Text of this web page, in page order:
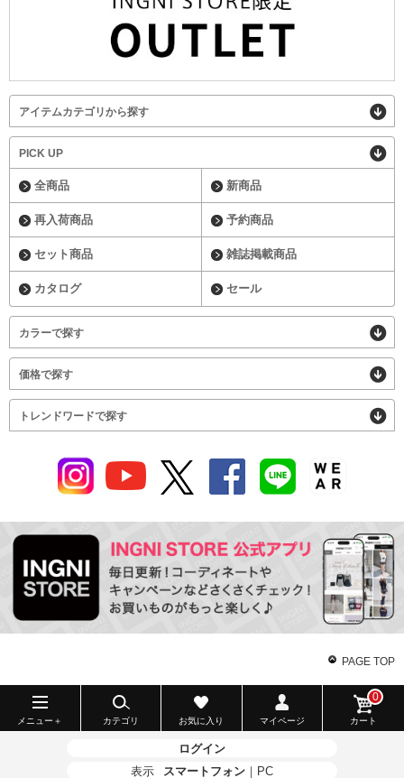
アイテムカテゴリから探す
PICK UP
全商品 新商品
再入荷商品 予約商品
セット商品 雑誌掲載商品
カタログ セール
カラーで探す
価格で探す
トレンドワードで探す
PAGE TOP
メニュー＋ カテゴリ お気に入り マイページ カート
0
ログイン
表示
スマートフォン ｜ PC